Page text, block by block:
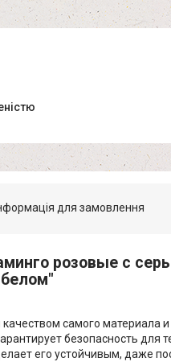
для замовлення
розовые с
белом"
самого материала
безопасность для
его устойчивым, даже